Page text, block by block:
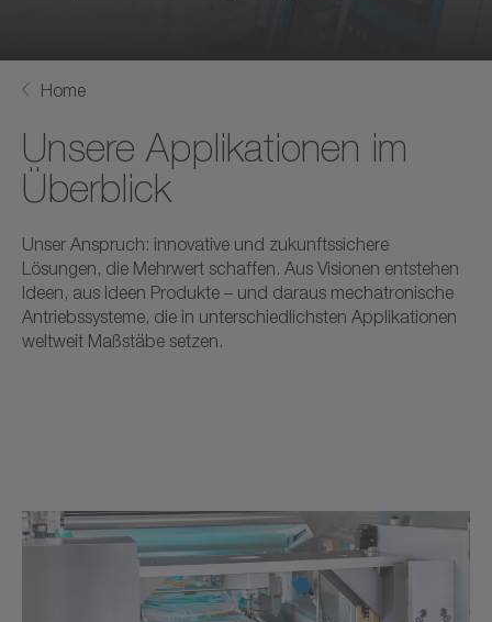
Home
Unsere Applikationen im
Überblick
Unser Anspruch: innovative und zukunftssichere
Lösungen, die Mehrwert schaffen. Aus Visionen entstehen
Ideen, aus Ideen Produkte – und daraus mechatronische
Antriebssysteme, die in unterschiedlichsten Applikationen
weltweit Maßstäbe setzen.